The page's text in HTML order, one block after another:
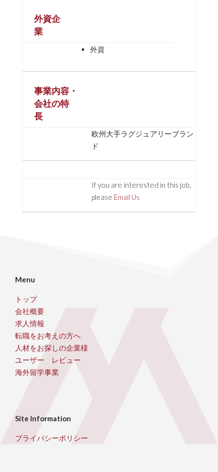
外資企
業
外資
事業内容・
会社の特
長
欧州大手ラグジュアリーブラン
ド
If you are interested in this job,
please Email Us
Menu
トップ
会社概要
求人情報
転職をお考えの方へ
人材をお探しの企業様
ユーザー レビュー
海外留学事業
Site Information
プライバシーポリシー